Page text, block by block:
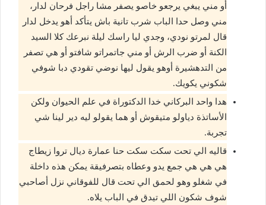
أو مني يبغي يرجعو خاصو يصفر مشا راجل فرحان لدار،
مني وصل حدا الباب شرب تانية باش يتأكد أهو يدخل لدار
قال لمرتو نودي، وجدي ليا راسك ليلة نبرعك كلا السيد
الكنة أو ضرب الرش أو مني جاتمراتو شافتو أو هي تصفر
من التدهشيرة أوهو يقول ليها نوضي تقودي دبا شوفي
شكوني يكويك.
هدا واحد البركاني خدا الدكتوراة في علم الحيوان ولكن
الأساتذة دياولو متيقوش أو هما يقولو ليه دير لينا شي
تجربة.
قاليه الي تحت سكت سكت حنا عمارة ديال تروا زيطاج
هي هي هي جمع يدو وعطاه بتصرفيقة يمكن هذه داخلة
في شغلو وهو لحمق الي تحت قال للفوقاني نزل أصاحبي
شوف شكون اللي تيدق في الباب يلاه.